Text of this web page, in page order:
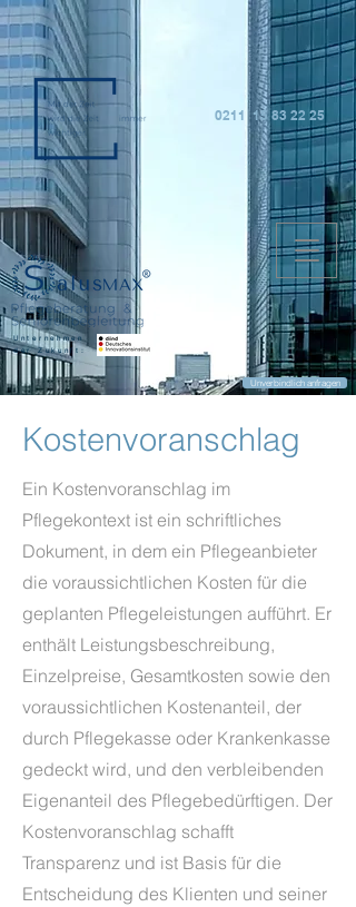
0211 15 83 22 25
Unternehmen
der Zukunft:
Unverbindlich anfragen
Kostenvoranschlag
Ein Kostenvoranschlag im
Pflegekontext ist ein schriftliches
Dokument, in dem ein Pflegeanbieter
die voraussichtlichen Kosten für die
geplanten Pflegeleistungen aufführt. Er
enthält Leistungsbeschreibung,
Einzelpreise, Gesamtkosten sowie den
voraussichtlichen Kostenanteil, der
durch Pflegekasse oder Krankenkasse
gedeckt wird, und den verbleibenden
Eigenanteil des Pflegebedürftigen. Der
Kostenvoranschlag schafft
Transparenz und ist Basis für die
Entscheidung des Klienten und seiner